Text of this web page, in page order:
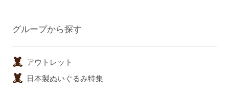
グループから探す
アウトレット
日本製ぬいぐるみ特集